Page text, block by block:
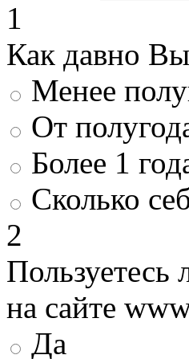
1
Как давно
Менее
От
Более 1
Сколько
2
на сайте
Да